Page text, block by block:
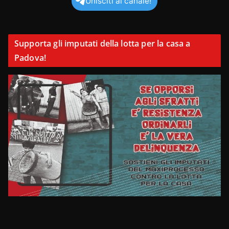
Supporta gli imputati della lotta per la casa a
Padova!